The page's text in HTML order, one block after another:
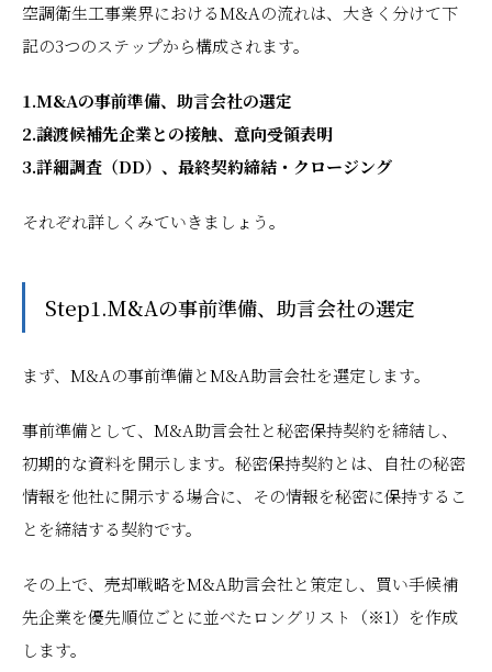
空調衛生工事業界におけるM&Aの流れは、大きく分けて下
記の3つのステップから構成されます。
1.M&Aの事前準備、助言会社の選定
2.譲渡候補先企業との接触、意向受領表明
3.詳細調査（DD）、最終契約締結・クロージング
それぞれ詳しくみていきましょう。
Step1.M&Aの事前準備、助言会社の選定
まず、M&Aの事前準備とM&A助言会社を選定します。
事前準備として、M&A助言会社と秘密保持契約を締結し、
初期的な資料を開示します。秘密保持契約とは、自社の秘密
情報を他社に開示する場合に、その情報を秘密に保持するこ
とを締結する契約です。
その上で、売却戦略をM&A助言会社と策定し、買い手候補
先企業を優先順位ごとに並べたロングリスト（※1）を作成
します。